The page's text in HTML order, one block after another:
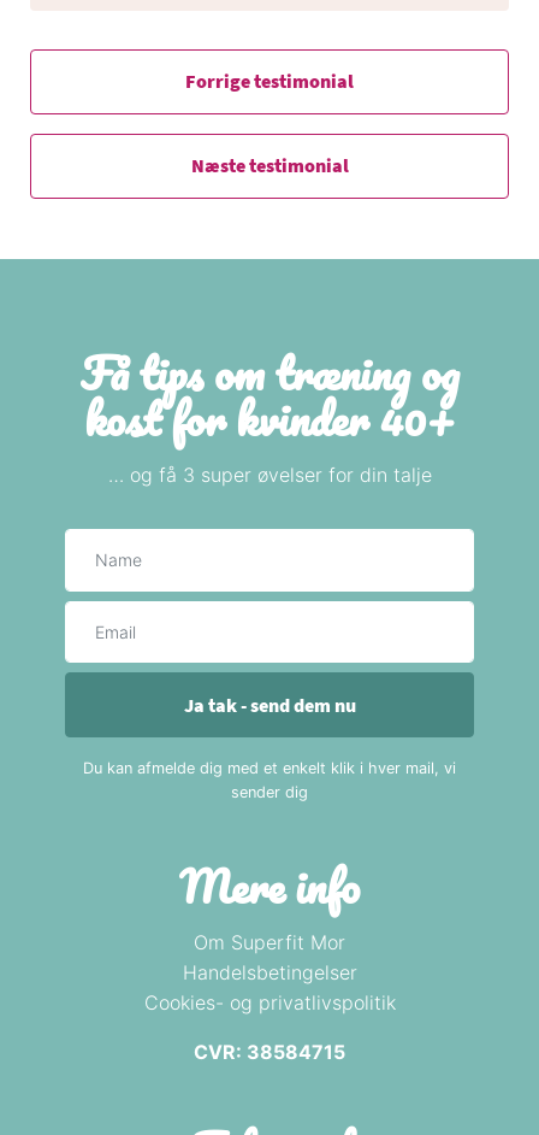
Forrige testimonial
Næste testimonial
Mere info
Om Superfit Mor
Handelsbetingelser
Cookies- og privatlivspolitik
CVR: 38584715
Få tips om træning og
kost for kvinder 40+
… og få 3 super øvelser for din talje
Ja tak - send dem nu
Du kan afmelde dig med et enkelt klik i hver mail, vi
sender dig